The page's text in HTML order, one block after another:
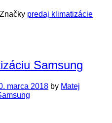
Značky predaj klimatizácie
Samsung
marca 2018 by Matej